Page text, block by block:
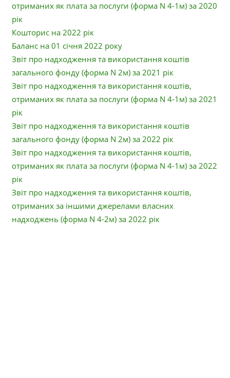
отриманих як плата за послуги (форма N 4-1м) за 2020
рік
Кошторис на 2022 рік
Баланс на 01 січня 2022 року
Звіт про надходження та використання коштів
загального фонду (форма N 2м) за 2021 рік
Звіт про надходження та використання коштів,
отриманих як плата за послуги (форма N 4-1м) за 2021
рік
Звіт про надходження та використання коштів
загального фонду (форма N 2м) за 2022 рік
Звіт про надходження та використання коштів,
отриманих як плата за послуги (форма N 4-1м) за 2022
рік
Звіт про надходження та використання коштів,
отриманих за іншими джерелами власних
надходжень (форма N 4-2м) за 2022 рік